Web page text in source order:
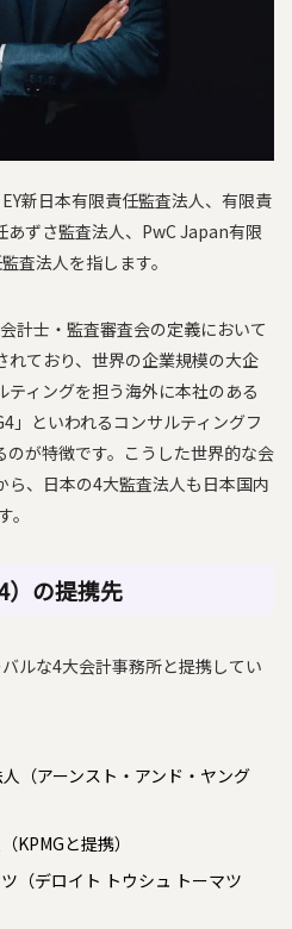
新日本有限責任監査法人、有限責
ずさ監査法人、PwC Japan有限
査法人を指します。
計士・監査審査会の定義において
れており、世界の企業規模の大企
ィングを担う海外に本社のある
」といわれるコンサルティングフ
のが特徴です。こうした世界的な会
、日本の4大監査法人も日本国内
）の提携先
ルな4大会計事務所と提携してい
（アーンスト・アンド・ヤング
KPMGと提携）
（デロイト トウシュ トーマツ